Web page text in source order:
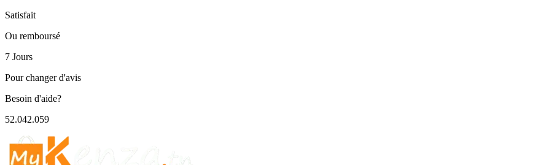
Satisfait
Ou remboursé
7 Jours
Pour changer d'avis
Besoin d'aide?
52.042.059